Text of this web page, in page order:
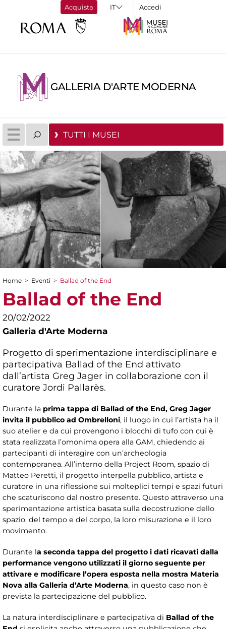
Acquista Accedi
GALLERIA D'ARTE MODERNA
TUTTI I MUSEI
Tu sei qui
Home > Eventi > Ballad of the End
Ballad of the End
20/02/2022
Galleria d'Arte Moderna
Progetto di sperimentazione interdisciplinare e
partecipativa Ballad of the End attivato
dall’artista Greg Jager in collaborazione con il
curatore Jordi Pallarès.
Durante la prima tappa di Ballad of the End, Greg Jager
invita il pubblico ad Ombrelloni, il luogo in cui l’artista ha il
suo atelier e da cui provengono i blocchi di tufo con cui è
stata realizzata l’omonima opera alla GAM, chiedendo ai
partecipanti di interagire con un’archeologia
contemporanea. All’interno della Project Room, spazio di
Matteo Peretti, il progetto interpella pubblico, artista e
curatore in una riflessione sui molteplici tempi e spazi futuri
che scaturiscono dal nostro presente. Questo attraverso una
sperimentazione artistica basata sulla decostruzione dello
spazio, del tempo e del corpo, la loro misurazione e il loro
movimento.
Durante la seconda tappa del progetto i dati ricavati dalla
performance vengono utilizzati il giorno seguente per
attivare e modificare l’opera esposta nella mostra Materia
Nova alla Galleria d’Arte Moderna, in questo caso non è
prevista la partecipazione del pubblico.
La natura interdisciplinare e partecipativa di Ballad of the